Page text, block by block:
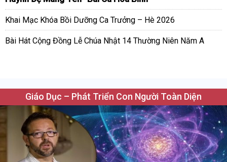
Khai Mạc Khóa Bồi Dưỡng Ca Trưởng – Hè 2026
Bài Hát Cộng Đồng Lễ Chúa Nhật 14 Thường Niên Năm A
Giáo Dục – Phát Triển Con Người Toàn Diện